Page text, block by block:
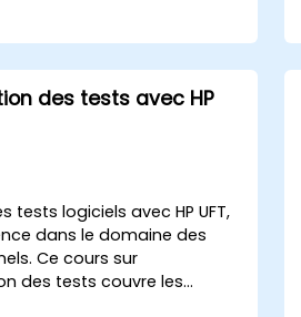
qui interrompent
des tests.
des objets web
des contrôles web.
tests avec Selenium Grid.
des tests avec HP
tests logiciels avec HP UFT,
dans le domaine des
Ce cours sur
des tests couvre les